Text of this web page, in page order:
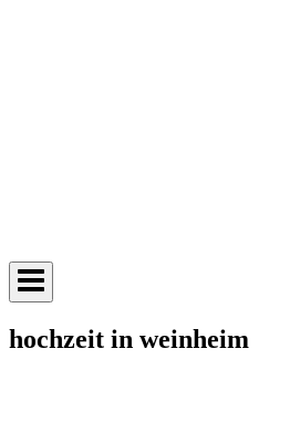
hochzeit in weinheim